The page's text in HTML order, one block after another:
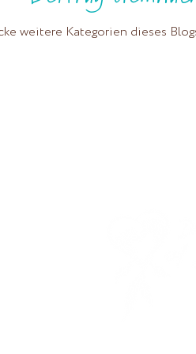
weitere Kategorien dieses